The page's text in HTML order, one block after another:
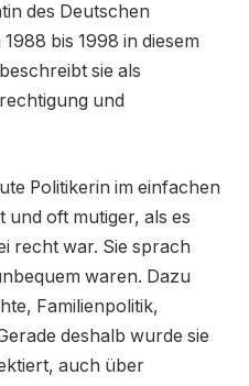
des Deutschen
bis 1998 in diesem
sie als
und
Politikerin im einfachen
und oft mutiger, als es
recht war. Sie sprach
waren. Dazu
Familienpolitik,
deshalb wurde sie
auch über